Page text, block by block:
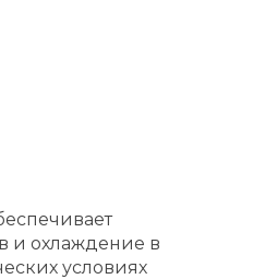
и охлаждение в
условиях